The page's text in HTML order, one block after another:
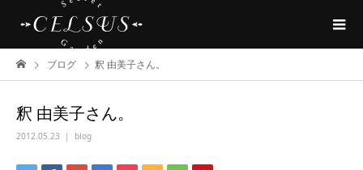
ブログ 釈 由美子さん。
釈 由美子さん。
2012.05.23 blog